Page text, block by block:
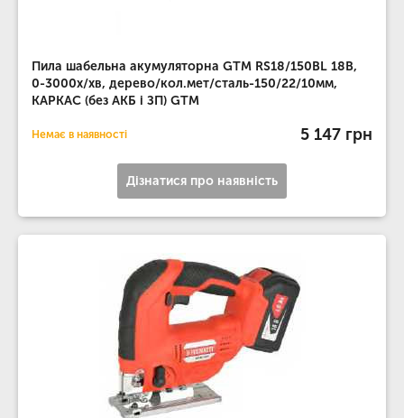
Пила шабельна акумуляторна GTM RS18/150BL 18В,
0-3000х/хв, дерево/кол.мет/сталь-150/22/10мм,
КАРКАС (без АКБ і ЗП) GTM
Немає в наявності 5 147 грн
Дізнатися про наявність